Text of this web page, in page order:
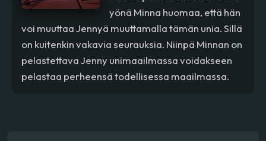
yönä Minna huomaa, että hän
voi muuttaa Jennyä muuttamalla tämän unia. Sillä
on kuitenkin vakavia seurauksia. Niinpä Minnan on
pelastettava Jenny unimaailmassa voidakseen
pelastaa perheensä todellisessa maailmassa.